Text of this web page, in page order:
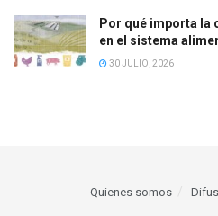
Por qué importa la
en el sistema
30 JULIO, 2026
Quienes somos